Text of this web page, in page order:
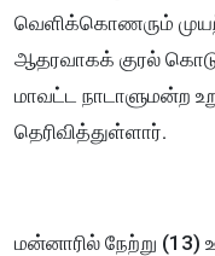
வெளிக்கொணரும்
ஆதரவாகக் குரல்
மாவட்ட நாடாளுமன்ற
தெரிவித்துள்ளார்.
மன்னாரில் நேற்று (13)